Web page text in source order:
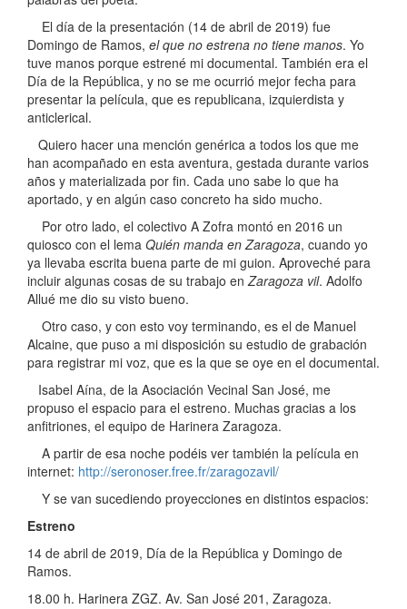
El día de la presentación (14 de abril de 2019) fue
Domingo de Ramos, el que no estrena no tiene manos. Yo
tuve manos porque estrené mi documental. También era el
Día de la República, y no se me ocurrió mejor fecha para
presentar la película, que es republicana, izquierdista y
anticlerical.
Quiero hacer una mención genérica a todos los que me
han acompañado en esta aventura, gestada durante varios
años y materializada por fin. Cada uno sabe lo que ha
aportado, y en algún caso concreto ha sido mucho.
Por otro lado, el colectivo A Zofra montó en 2016 un
quiosco con el lema Quién manda en Zaragoza, cuando yo
ya llevaba escrita buena parte de mi guion. Aproveché para
incluir algunas cosas de su trabajo enZaragoza vil. Adolfo
Allué me dio su visto bueno.
Otro caso, y con esto voy terminando, es el de Manuel
Alcaine, que puso a mi disposición su estudio de grabación
para registrar mi voz, que es la que se oye en el documental.
Isabel Aína, de la Asociación Vecinal San José, me
propuso el espacio para el estreno. Muchas gracias a los
anfitriones, el equipo de Harinera Zaragoza.
A partir de esa noche podéis ver también la película en
internet: http://seronoser.free.fr/zaragozavil/
Y se van sucediendo proyecciones en distintos espacios:
Estreno
14 de abril de 2019, Día de la República y Domingo de
Ramos.
18.00 h. Harinera ZGZ. Av. San José 201, Zaragoza.